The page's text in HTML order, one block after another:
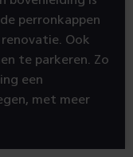
perronkappen
Ook
te parkeren. Zo
een
met meer